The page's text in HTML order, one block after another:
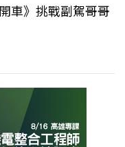
車》挑戰副駕哥哥